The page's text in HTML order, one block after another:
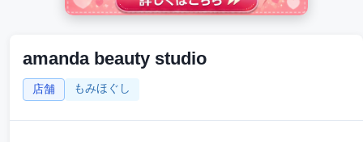
amanda beauty studio
店舗 もみほぐし